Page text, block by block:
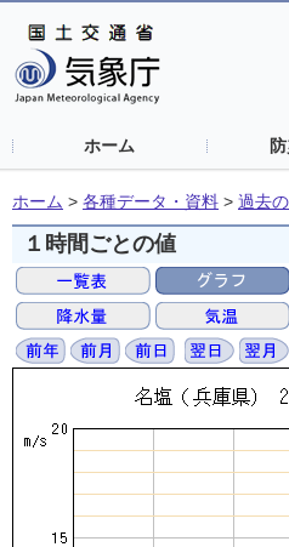
ホーム
ホーム > 各種データ・資料 > 過去
１時間ごとの値